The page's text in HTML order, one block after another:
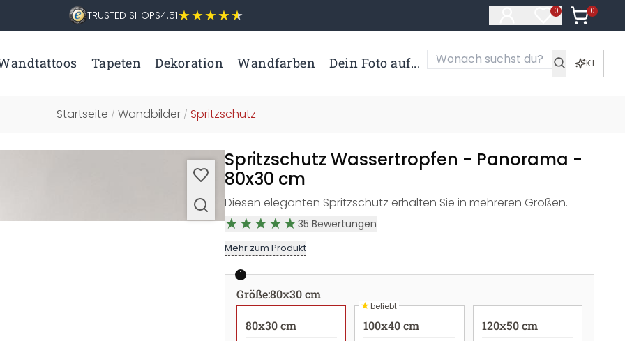
TRUSTED SHOPS4.51 0
Artikel im
0
Artikel
Tapeten Dekoration Wandfarben Dein Foto auf... KI
Startseite / Wandbilder / Spritzschutz
Spritzschutz Wassertropfen - Panorama -
80x30 cm
Diesen eleganten Spritzschutz erhalten Sie in mehreren Größen.
35 Bewertungen
Mehr zum Produkt
1
Größe:80x30 cm
80x30 cm
★beliebt
100x40 cm
120x50 cm